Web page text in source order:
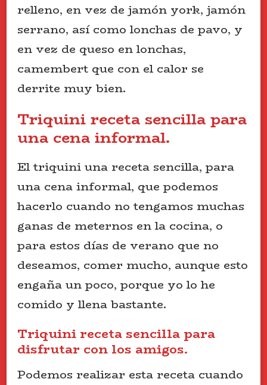
relleno, en vez de jamón york, jamón
serrano, así como lonchas de pavo, y
en vez de queso en lonchas,
camembert que con el calor se
derrite muy bien.
Triquini receta sencilla para
una cena informal.
El triquini una receta sencilla, para
una cena informal, que podemos
hacerlo cuando no tengamos muchas
ganas de meternos en la cocina, o
para estos días de verano que no
deseamos, comer mucho, aunque esto
engaña un poco, porque yo lo he
comido y llena bastante.
Triquini receta sencilla para
disfrutar con los amigos.
Podemos realizar esta receta cuando